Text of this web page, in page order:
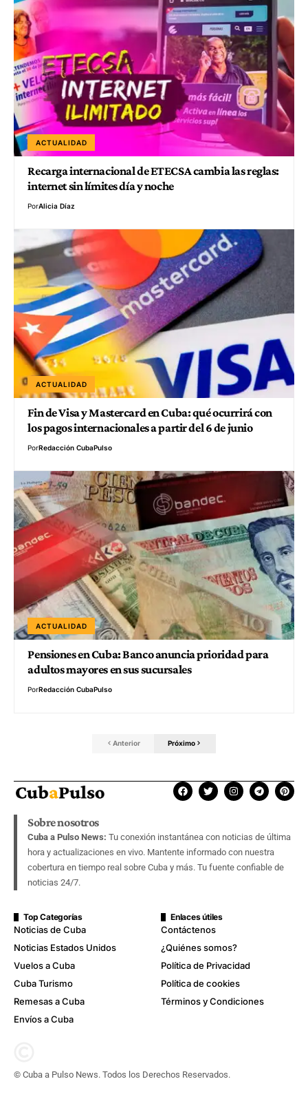
ACTUALIDAD
Recarga internacional de ETECSA cambia las reglas:
internet sin límites día y noche
PorAlicia Díaz
ACTUALIDAD
Fin de Visa y Mastercard en Cuba: qué ocurrirá con
los pagos internacionales a partir del 6 de junio
PorRedacción CubaPulso
ACTUALIDAD
Pensiones en Cuba: Banco anuncia prioridad para
adultos mayores en sus sucursales
PorRedacción CubaPulso
Anterior Próximo
Sobre nosotros
Cuba a Pulso News: Tu conexión instantánea con noticias de última
hora y actualizaciones en vivo. Mantente informado con nuestra
cobertura en tiempo real sobre Cuba y más. Tu fuente confiable de
noticias 24/7.
Top Categorías
Noticias de Cuba
Noticias Estados Unidos
Vuelos a Cuba
Cuba Turismo
Remesas a Cuba
Envíos a Cuba
Enlaces útiles
Contáctenos
¿Quiénes somos?
Política de Privacidad
Política de cookies
Términos y Condiciones
© Cuba a Pulso News. Todos los Derechos Reservados.